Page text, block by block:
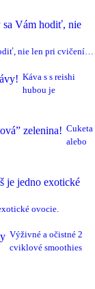
nie len pri cvičení…
Káva s s reishi
hubou je
Cuketa
alebo
ovocie.
Výživné a očistné 2
cviklové smoothies